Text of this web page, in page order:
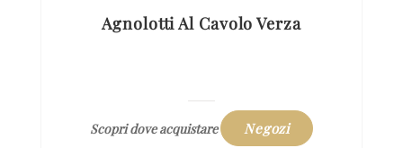
Agnolotti Al Cavolo Verza
Scopri dove acquistare Negozi